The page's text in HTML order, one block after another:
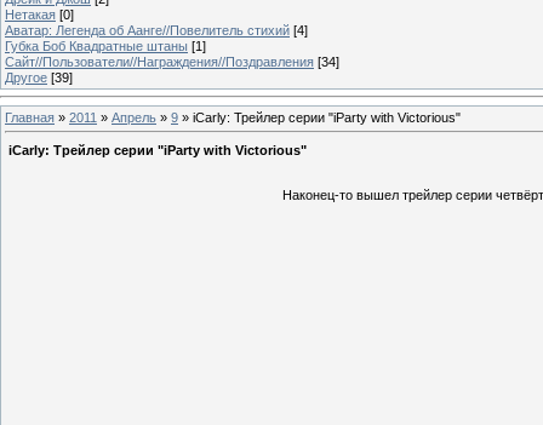
Нетакая [0]
Аватар: Легенда об Аанге//Повелитель стихий [4]
Губка Боб Квадратные штаны [1]
Сайт//Пользователи//Награждения//Поздравления [34]
Другое [39]
Главная » 2011 » Апрель » 9 » iCarly: Трейлер серии "iParty with Victorious"
iCarly: Трейлер серии "iParty with Victorious"
Наконец-то вышел трейлер серии